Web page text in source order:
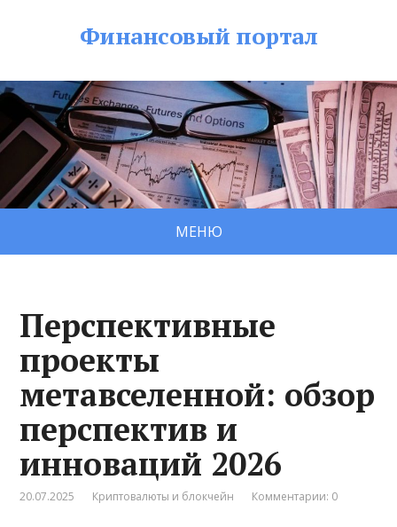
Финансовый портал
МЕНЮ
Перспективные
проекты
метавселенной: обзор
перспектив и
инноваций 2026
20.07.2025 Криптовалюты и блокчейн Комментарии: 0